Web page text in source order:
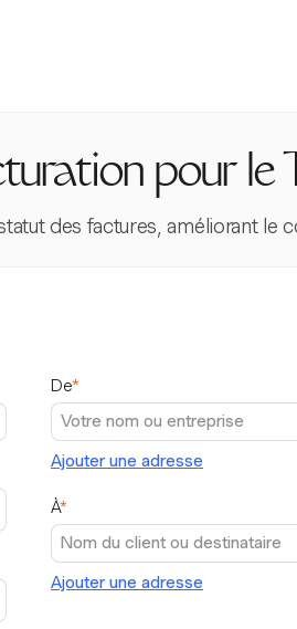
pour le
des factures, améliorant
De*
Ajouter une adresse
À*
Ajouter une adresse